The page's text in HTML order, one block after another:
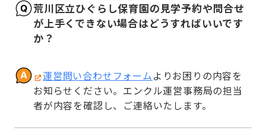
荒川区立ひぐらし保育園の見学予約や問合せ
が上手くできない場合はどうすればいいです
か？
運営問い合わせフォームよりお困りの内容を
お知らせください。エンクル運営事務局の担当
者が内容を確認し、ご連絡いたします。